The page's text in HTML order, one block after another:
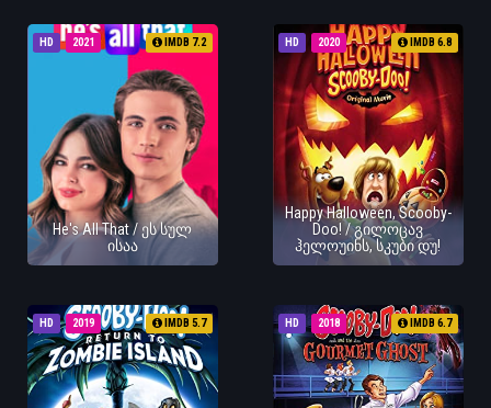
HD 2021 IMDB 7.2
He's All That / ეს სულ
ისაა
HD 2020 IMDB 6.8
Happy Halloween, Scooby-
Doo! / გილოცავ
ჰელოუინს, სკუბი დუ!
HD 2019 IMDB 5.7 HD 2018 IMDB 6.7